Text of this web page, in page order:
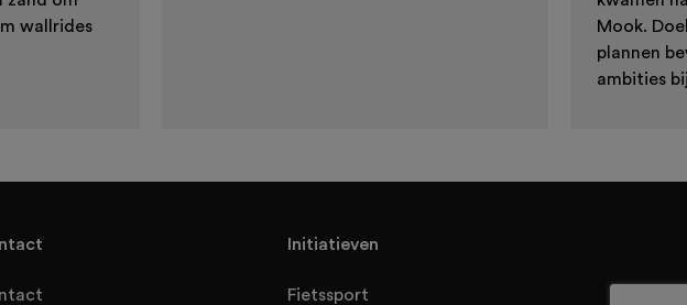
wallrides
Mook.
plannen
ambities
Initiatieven
Fietssport